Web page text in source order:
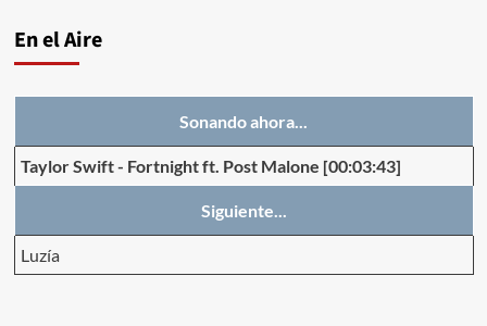
En el Aire
Sonando ahora...
Taylor Swift- Fortnight ft. Post Malone [00:03:43]
Siguiente...
Luzía